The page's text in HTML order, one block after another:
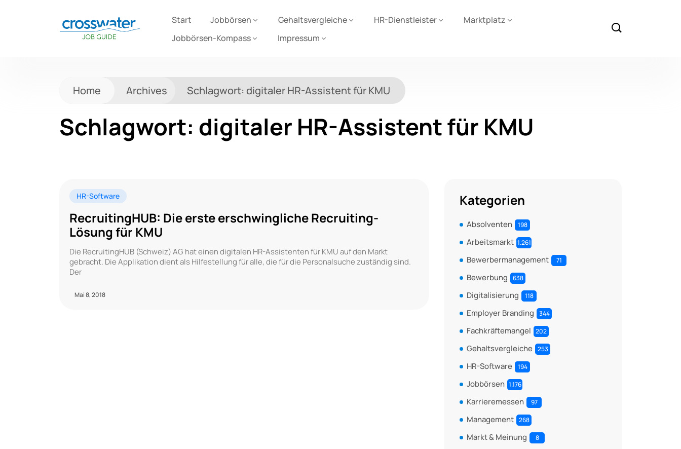
Start Jobbörsen Gehaltsvergleiche HR-Dienstleister
Marktplatz
Jobbörsen-Kompass
Impressum
Home Archives Schlagwort:digitaler HR-Assistent für KMU
Schlagwort: digitaler HR-Assistent für KMU
HR-Software
RecruitingHUB: Die erste erschwingliche Recruiting-
Lösung für KMU
Die RecruitingHUB (Schweiz) AG hat einen digitalen HR-Assistenten für KMU auf den Markt
gebracht. Die Applikation dient als Hilfestellung für alle, die für die Personalsuche zuständig sind.
Der
Mai 8, 2018
Kategorien
Absolventen 198
Arbeitsmarkt 1.261
Bewerbermanagement 71
Bewerbung 638
Digitalisierung 118
Employer Branding 344
Fachkräftemangel 202
Gehaltsvergleiche 253
HR-Software 194
Jobbörsen 1.176
Karrieremessen 97
Management 268
Markt & Meinung 8